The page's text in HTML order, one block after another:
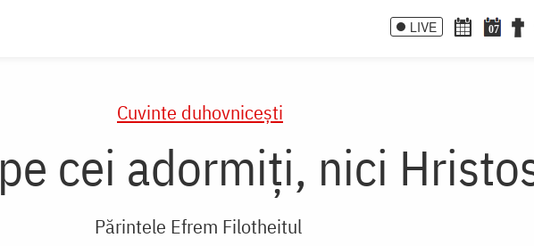
LIVE 07
Cuvinte duhovnicești
cei adormiți, nici
Părintele Efrem Filotheitul